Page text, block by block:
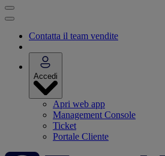
Contatta il team vendite
Accedi
Apri web app
Management Console
Ticket
Portale Cliente